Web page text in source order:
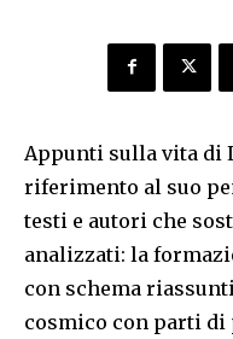
Appunti sulla vita di
riferimento al suo
testi e autori che
analizzati: la
con schema
cosmico con parti di